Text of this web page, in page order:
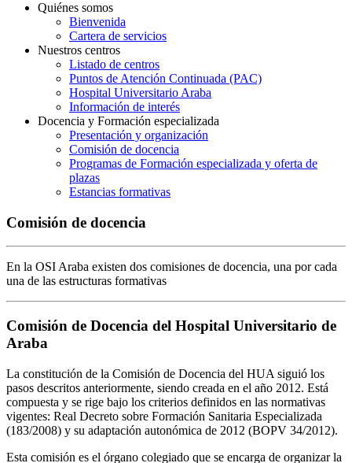
Quiénes somos
Bienvenida
Cartera de servicios
Nuestros centros
Listado de centros
Puntos de Atención Continuada (PAC)
Hospital Universitario Araba
Información de interés
Docencia y Formación especializada
Presentación y organización
Comisión de docencia
Programas de Formación especializada y oferta de
plazas
Estancias formativas
Comisión de docencia
En la OSI Araba existen dos comisiones de docencia, una por cada
una de las estructuras formativas
Comisión de Docencia del Hospital Universitario de
Araba
La constitución de la Comisión de Docencia del HUA siguió los
pasos descritos anteriormente, siendo creada en el año 2012. Está
compuesta y se rige bajo los criterios definidos en las normativas
vigentes: Real Decreto sobre Formación Sanitaria Especializada
(183/2008) y su adaptación autonómica de 2012 (BOPV 34/2012).
Esta comisión es el órgano colegiado que se encarga de organizar la